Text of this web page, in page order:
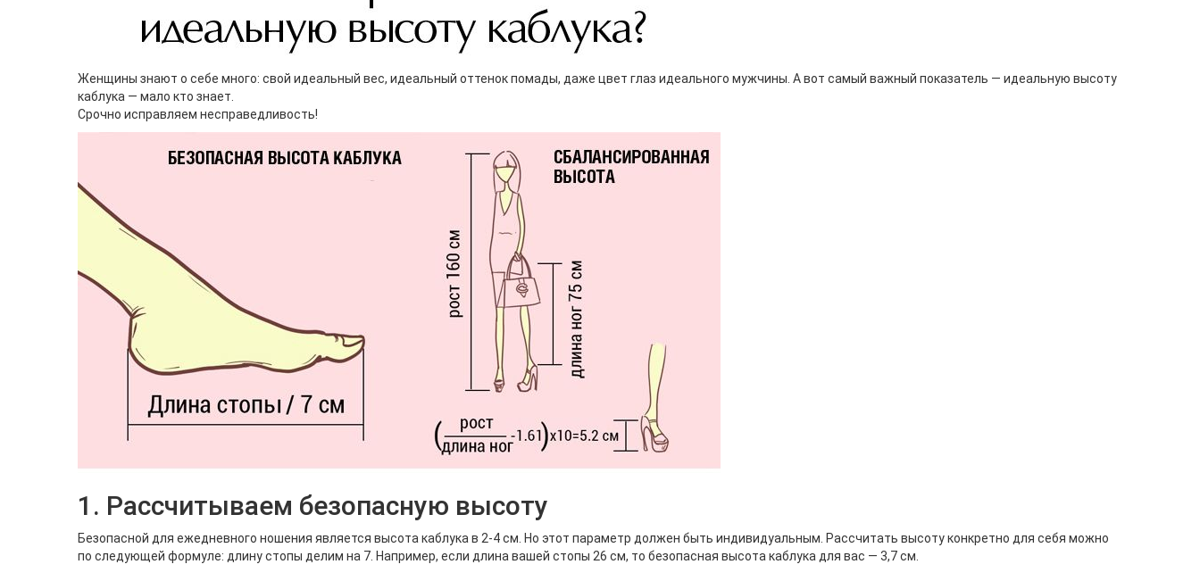
Женщины знают о себе много: свой идеальный вес, идеальный оттенок помады, даже цвет глаз идеального мужчины. А вот самый важный показатель — идеальную высоту
каблука — мало кто знает.
Срочно исправляем несправедливость!
1. Рассчитываем безопасную высоту
Безопасной для ежедневного ношения является высота каблука в 2-4 см. Но этот параметр должен быть индивидуальным. Рассчитать высоту конкретно для себя можно
по следующей формуле: длину стопы делим на 7. Например, если длина вашей стопы 26 см, то безопасная высота каблука для вас — 3,7 см.